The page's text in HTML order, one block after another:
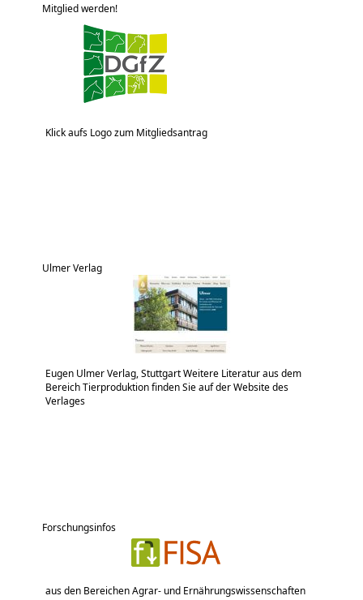
Mitglied werden!
Klick aufs Logo zum Mitgliedsantrag
Ulmer Verlag
Eugen Ulmer Verlag, Stuttgart Weitere Literatur aus dem
Bereich Tierproduktion finden Sie auf der Website des
Verlages
Forschungsinfos
aus den Bereichen Agrar- und Ernährungswissenschaften